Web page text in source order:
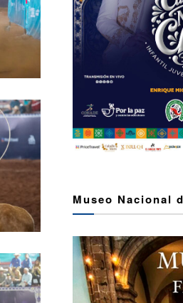
Museo Nacional